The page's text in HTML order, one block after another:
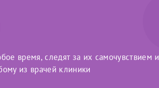
время, следят за их самочувствием и
из врачей клиники